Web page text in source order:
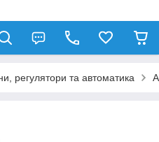
регулятори та автоматика